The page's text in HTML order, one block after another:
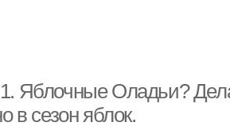
Яблочные Оладьи?
в сезон яблок.